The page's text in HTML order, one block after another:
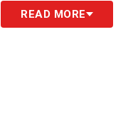
READ MORE